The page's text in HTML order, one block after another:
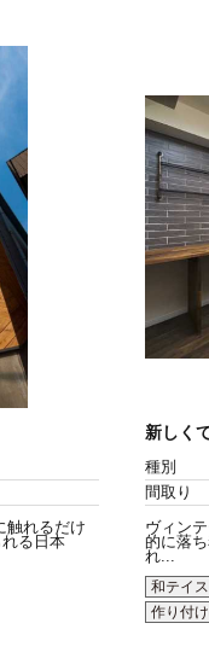
触れるだけ
る日本
新しく
種別
間取り
ヴィン
的に落
れ...
和テイス
作り付